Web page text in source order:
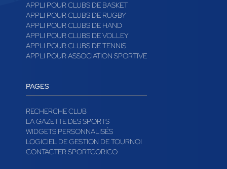
APPLI POUR CLUBS DE BASKET
APPLI POUR CLUBS DE RUGBY
APPLI POUR CLUBS DE HAND
APPLI POUR CLUBS DE VOLLEY
APPLI POUR CLUBS DE TENNIS
APPLI POUR ASSOCIATION SPORTIVE
PAGES
RECHERCHE CLUB
LA GAZETTE DES SPORTS
WIDGETS PERSONNALISÉS
LOGICIEL DE GESTION DE TOURNOI
CONTACTER SPORTCORICO